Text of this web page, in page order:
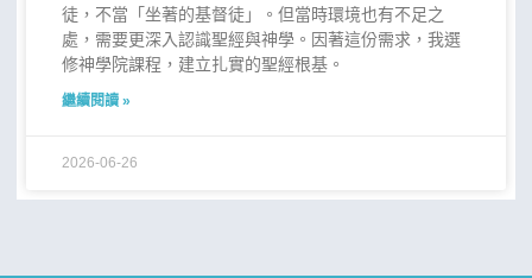
徒，不當「坐著的基督徒」。但當時環境也有不足之
處，需要更深入認識聖經與神學。因著這份需求，我選
修神學院課程，建立扎實的聖經根基。
繼續閱讀 »
2026-06-26